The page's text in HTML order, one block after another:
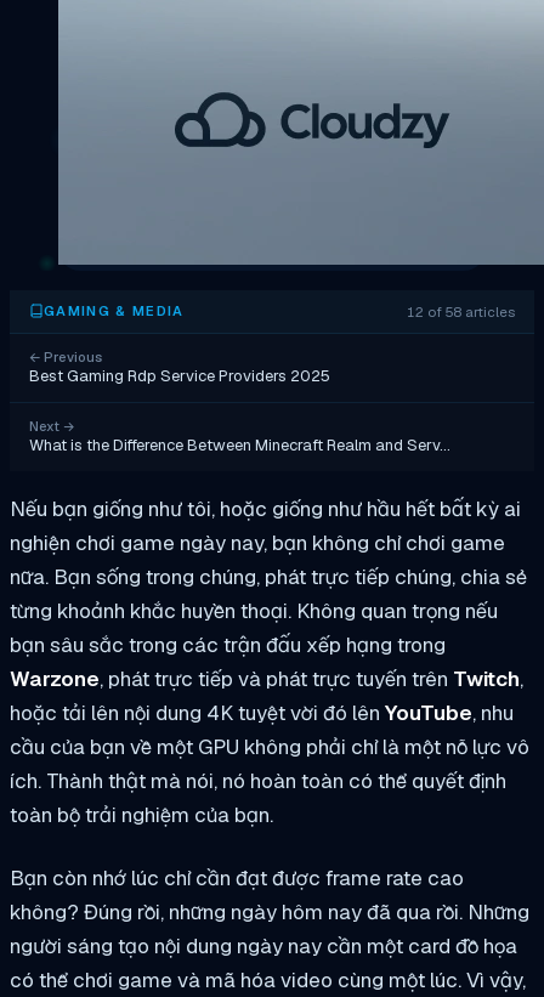
GAMING & MEDIA 12 of 58 articles
← Previous
Best Gaming Rdp Service Providers 2025
Next →
What is the Difference Between Minecraft Realm and Serv…
Nếu bạn giống như tôi, hoặc giống như hầu hết bất kỳ ai
nghiện chơi game ngày nay, bạn không chỉ chơi game
nữa. Bạn sống trong chúng, phát trực tiếp chúng, chia sẻ
từng khoảnh khắc huyền thoại. Không quan trọng nếu
bạn sâu sắc trong các trận đấu xếp hạng trong
Warzone, phát trực tiếp và phát trực tuyến trên Twitch,
hoặc tải lên nội dung 4K tuyệt vời đó lên YouTube, nhu
cầu của bạn về một GPU không phải chỉ là một nỗ lực vô
ích. Thành thật mà nói, nó hoàn toàn có thể quyết định
toàn bộ trải nghiệm của bạn.
Bạn còn nhớ lúc chỉ cần đạt được frame rate cao
không? Đúng rồi, những ngày hôm nay đã qua rồi. Những
người sáng tạo nội dung ngày nay cần một card đồ họa
có thể chơi game và mã hóa video cùng một lúc. Vì vậy,